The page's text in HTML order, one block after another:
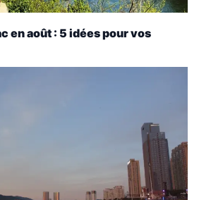
en août : 5 idées pour vos